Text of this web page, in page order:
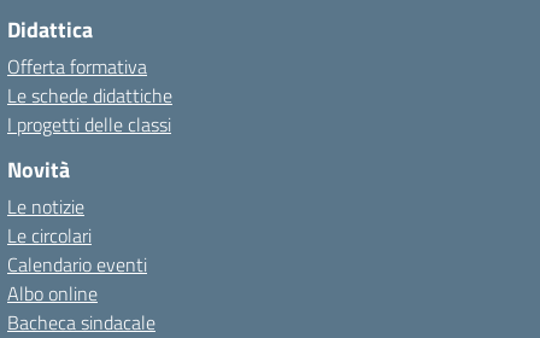
Didattica
Offerta formativa
Le schede didattiche
I progetti delle classi
Novità
Le notizie
Le circolari
Calendario eventi
Albo online
Bacheca sindacale